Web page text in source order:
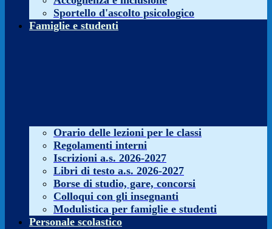
Sportello d'ascolto psicologico
Famiglie e studenti
Orario delle lezioni per le classi
Regolamenti interni
Iscrizioni a.s. 2026-2027
Libri di testo a.s. 2026-2027
Borse di studio, gare, concorsi
Colloqui con gli insegnanti
Modulistica per famiglie e studenti
Personale scolastico